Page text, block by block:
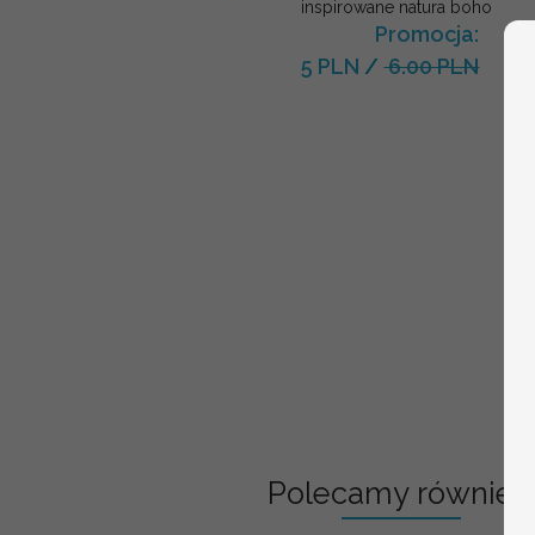
inspirowane natura boho
Promocja:
5 PLN /6.00 PLN
Polecamy również: